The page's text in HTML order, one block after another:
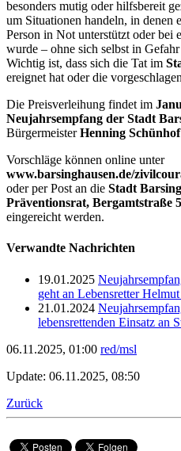
besonders mutig oder hilfsbereit
um Situationen handeln, in denen
Person in Not unterstützt oder bei
wurde – ohne sich selbst in
Wichtig ist, dass sich die Tat im
ereignet hat oder die
Die Preisverleihung findet im
Neujahrsempfang der Stadt
BürgermeisterHenning Schünhof
Vorschläge können online unter
www.barsinghausen.de/
oder per Post an die Stadt
Präventionsrat, Bergamtstraße
eingereicht werden.
Verwandte Nachrichten
19.01.2025
geht an Lebensretter
21.01.2024
lebensrettenden Einsatz an
06.11.2025, 01:00 red/msl
Update: 06.11.2025, 08:50
Zurück